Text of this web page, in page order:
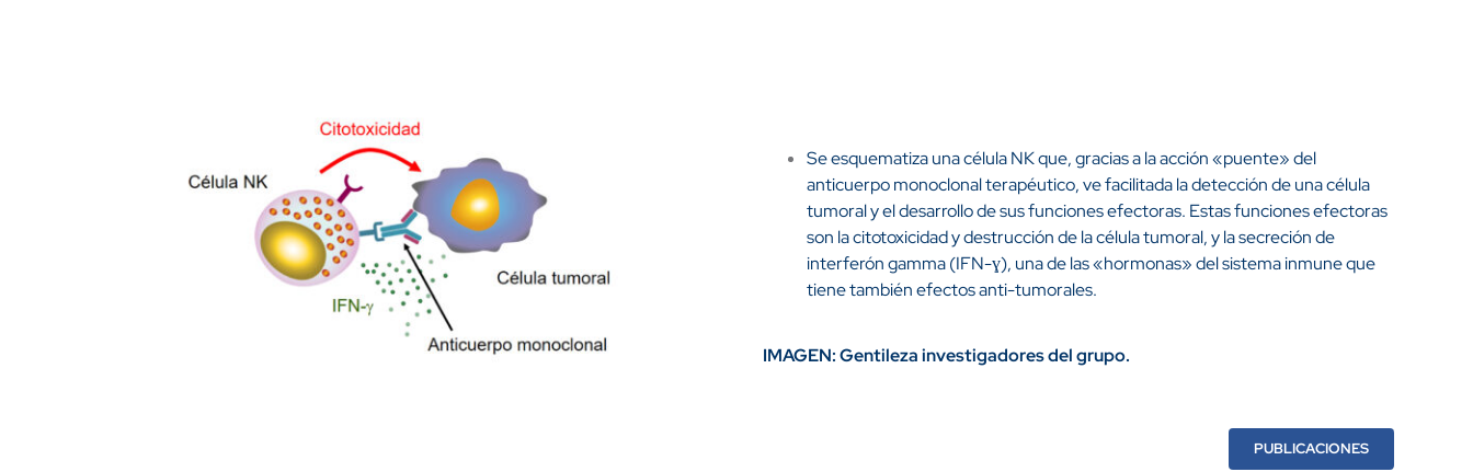
Se esquematiza una célula NK que, gracias a la acción «puente» del
anticuerpo monoclonal terapéutico, ve facilitada la detección de una célula
tumoral y el desarrollo de sus funciones efectoras. Estas funciones efectoras
son la citotoxicidad y destrucción de la célula tumoral, y la secreción de
interferón gamma (IFN-ɣ), una de las «hormonas» del sistema inmune que
tiene también efectos anti-tumorales.
IMAGEN: Gentileza investigadores del grupo.
PUBLICACIONES